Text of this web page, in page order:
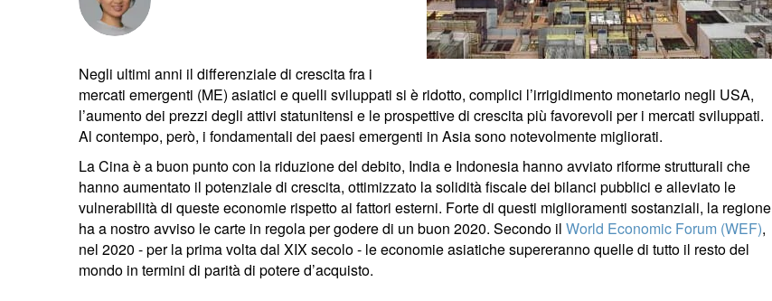
Negli ultimi anni il differenziale di crescita fra i
mercati emergenti (ME) asiatici e quelli sviluppati si è ridotto, complici l’irrigidimento monetario negli USA,
l’aumento dei prezzi degli attivi statunitensi e le prospettive di crescita più favorevoli per i mercati sviluppati.
Al contempo, però, i fondamentali dei paesi emergenti in Asia sono notevolmente migliorati.
La Cina è a buon punto con la riduzione del debito, India e Indonesia hanno avviato riforme strutturali che
hanno aumentato il potenziale di crescita, ottimizzato la solidità fiscale dei bilanci pubblici e alleviato le
vulnerabilità di queste economie rispetto ai fattori esterni. Forte di questi miglioramenti sostanziali, la regione
ha a nostro avviso le carte in regola per godere di un buon 2020. Secondo il World Economic Forum (WEF),
nel 2020 - per la prima volta dal XIX secolo - le economie asiatiche supereranno quelle di tutto il resto del
mondo in termini di parità di potere d’acquisto.